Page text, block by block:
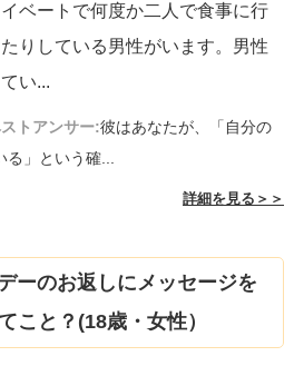
ベートで何度か二人で食事に行
りしている男性がいます。男性
い...
トアンサー:彼はあなたが、「自分の
る」という確...
詳細を見る＞＞
ーのお返しにメッセージを
こと？(18歳・女性）